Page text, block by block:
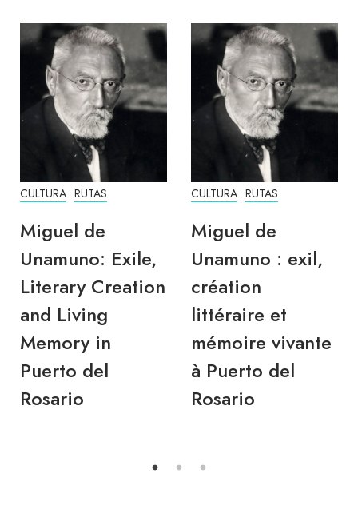
CULTURA RUTAS
Miguel de
Unamuno: Exile,
Literary Creation
and Living
Memory in
Puerto del
Rosario
CULTURA RUTAS
Miguel de
Unamuno : exil,
création
littéraire et
mémoire vivante
à Puerto del
Rosario